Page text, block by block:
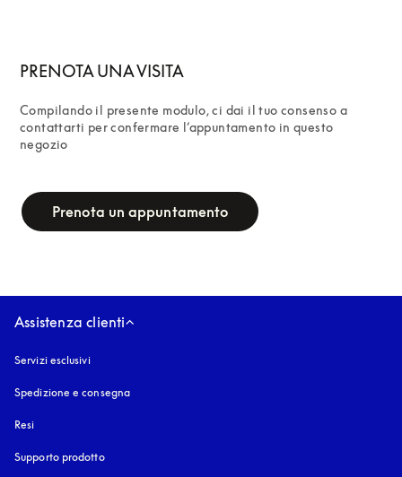
PRENOTA UNA VISITA
Compilando il presente modulo, ci dai il tuo consenso a
contattarti per confermare l’appuntamento in questo
negozio
Prenota un appuntamento
Assistenza clienti
Servizi esclusivi
Spedizione e consegna
Resi
Supporto prodotto